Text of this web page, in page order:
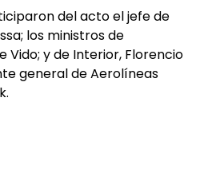
del acto el jefe de
los ministros de
Vido; y de Interior, Florencio
general de Aerolíneas